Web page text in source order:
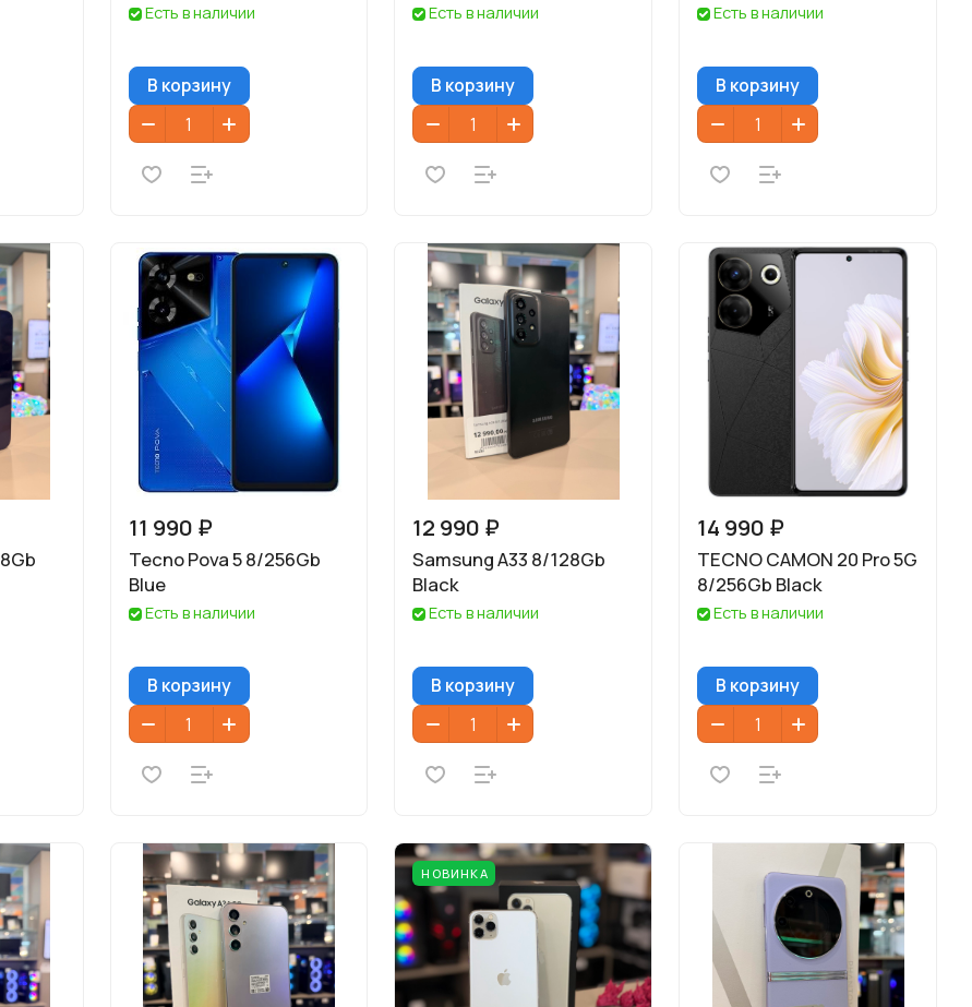
Есть в наличии
В корзину
Есть в наличии
В корзину
Есть в наличии
В корзину
11 990 ₽
Tecno Pova 5 8/256Gb
Blue
Есть в наличии
В корзину
12 990 ₽
Samsung A33 8/128Gb
Black
Есть в наличии
В корзину
14 990 ₽
TECNO CAMON 20 Pro 5G
8/256Gb Black
Есть в наличии
В корзину
НОВИНКА